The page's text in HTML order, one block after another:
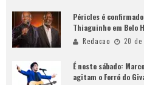
Péricles é
Thiaguinho em Belo
Redacao 20
É neste sábado:
agitam o Forró do